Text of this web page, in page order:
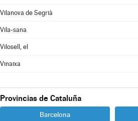
Vilanova de Segrià
Vila-sana
Vilosell, el
Vinaixa
Provincias de Cataluña
Barcelona